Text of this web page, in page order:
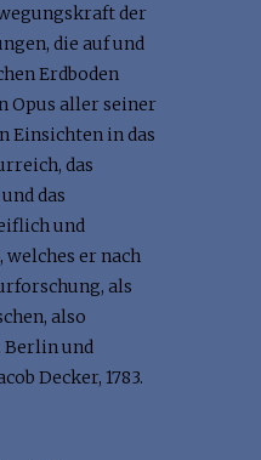
der
die auf und
Erdboden
Opus aller seiner
Einsichten in das
das
das
und
er nach
als
also
und
Decker, 1783.